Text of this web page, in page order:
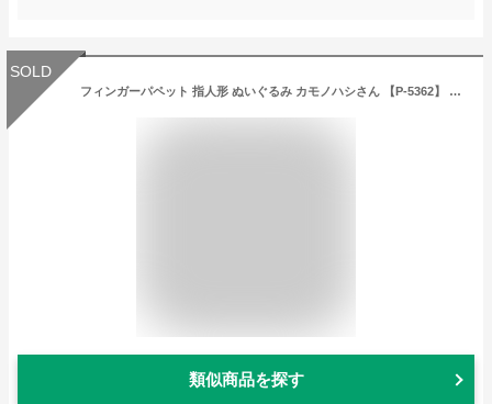
SOLD
フィンガーパペット 指人形 ぬいぐるみ カモノハシさん 【P-5362】 ウォンバットさんたち キーチェーン キーホルダーサンレモン【定形外郵便発送】
類似商品を探す